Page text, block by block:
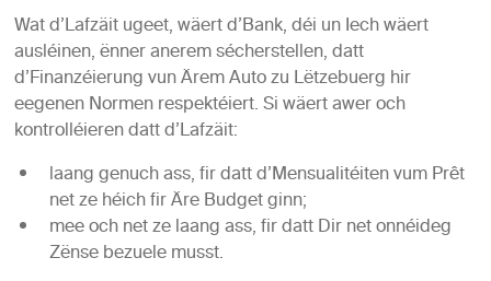
Wat d’Lafzäit ugeet, wäert d’Bank, déi un Iech wäert
ausléinen, ënner anerem sécherstellen, datt
d’Finanzéierung vun Ärem Auto zu Lëtzebuerg hir
eegenen Normen respektéiert. Si wäert awer och
kontrolléieren datt d’Lafzäit:
laang genuch ass, fir datt d’Mensualitéiten vum Prêt
net ze héich fir Äre Budget ginn;
mee och net ze laang ass, fir datt Dir net onnéideg
Zënse bezuele musst.